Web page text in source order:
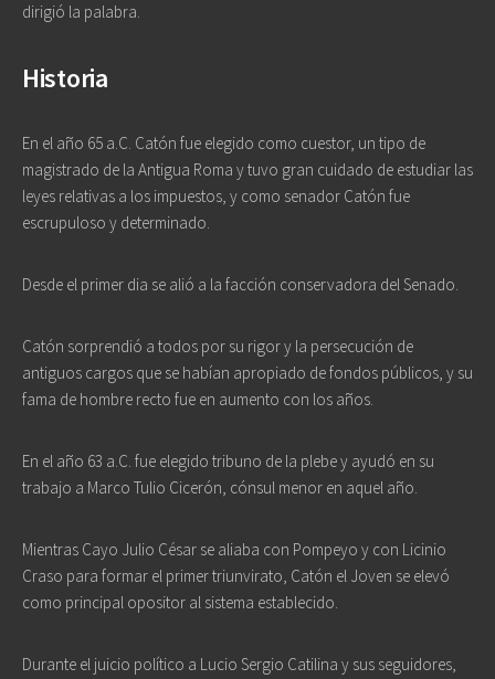
dirigió la palabra.
Historia
En el año 65 a.C. Catón fue elegido como cuestor, un tipo de
magistrado de la Antigua Roma y tuvo gran cuidado de estudiar las
leyes relativas a los impuestos, y como senador Catón fue
escrupuloso y determinado.
Desde el primer dia se alió a la facción conservadora del Senado.
Catón sorprendió a todos por su rigor y la persecución de
antiguos cargos que se habían apropiado de fondos públicos, y su
fama de hombre recto fue en aumento con los años.
En el año 63 a.C. fue elegido tribuno de la plebe y ayudó en su
trabajo a Marco Tulio Cicerón, cónsul menor en aquel año.
Mientras Cayo Julio César se aliaba con Pompeyo y con Licinio
Craso para formar el primer triunvirato, Catón el Joven se elevó
como principal opositor al sistema establecido.
Durante el juicio político a Lucio Sergio Catilina y sus seguidores,